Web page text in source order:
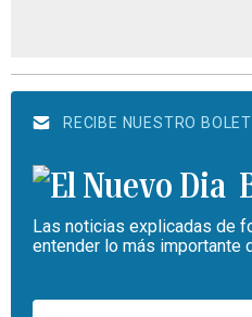
RECIBE NUESTRO
Las noticias explicadas de
entender lo más importante